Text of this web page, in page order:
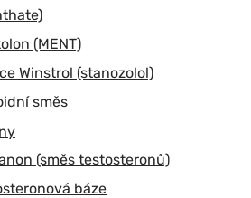
(MENT)
Winstrol (stanozolol)
směs
(směs testosteronů)
báze